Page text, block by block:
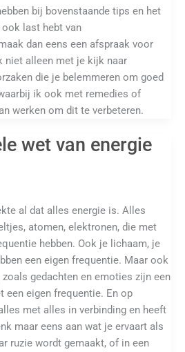
bij bovenstaande tips en het
last hebt van
dan eens een afspraak voor
niet alleen met je kijk naar
die je belemmeren om goed
ik ook met remedies of
werken om dit te verbeteren.
wet van energie
al dat alles energie is. Alles
atomen, elektronen, die met
hebben. Ook je lichaam, je
een eigen frequentie. Maar ook
gedachten en emoties zijn een
een eigen frequentie. En op
met alles in verbinding en heeft
maar eens aan wat je ervaart als
ruzie wordt gemaakt, of in een